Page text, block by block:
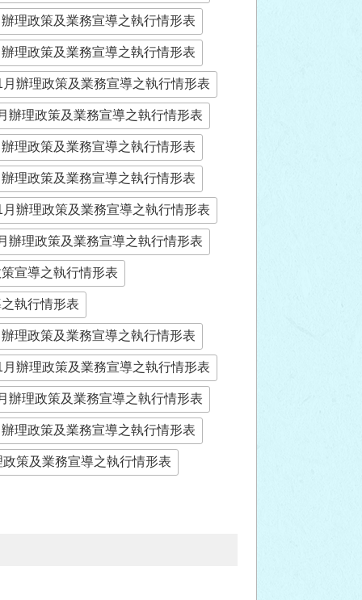
理政策及業務宣導之執行情形表
理政策及業務宣導之執行情形表
辦理政策及業務宣導之執行情形表
辦理政策及業務宣導之執行情形表
理政策及業務宣導之執行情形表
理政策及業務宣導之執行情形表
辦理政策及業務宣導之執行情形表
辦理政策及業務宣導之執行情形表
宣導之執行情形表
執行情形表
理政策及業務宣導之執行情形表
辦理政策及業務宣導之執行情形表
辦理政策及業務宣導之執行情形表
理政策及業務宣導之執行情形表
策及業務宣導之執行情形表